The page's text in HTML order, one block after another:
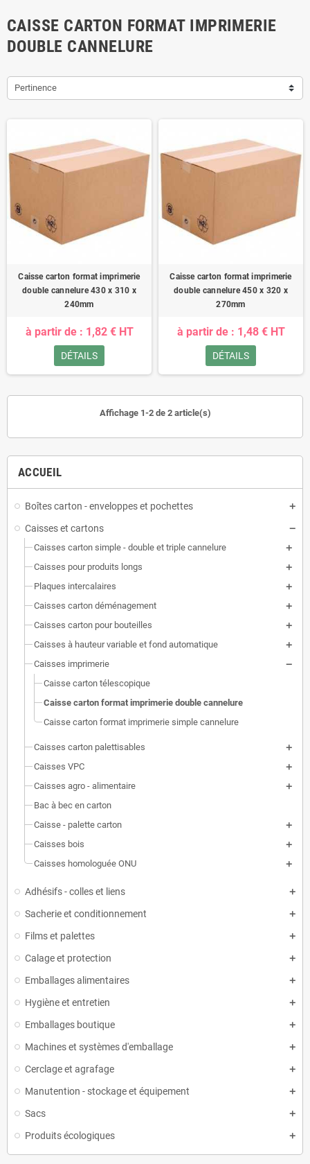
ACCUEIL
Boîtes carton - enveloppes et pochettes
Caisses et cartons
Caisses carton simple - double et triple cannelure
Caisses pour produits longs
Plaques intercalaires
Caisses carton déménagement
Caisses carton pour bouteilles
Caisses à hauteur variable et fond automatique
Caisses imprimerie
Caisse carton télescopique
Caisse carton format imprimerie double cannelure
Caisse carton format imprimerie simple cannelure
Caisses carton palettisables
Caisses VPC
Caisses agro - alimentaire
Bac à bec en carton
Caisse - palette carton
Caisses bois
Caisses homologuée ONU
Adhésifs - colles et liens
Sacherie et conditionnement
Films et palettes
Calage et protection
Emballages alimentaires
Hygiène et entretien
Emballages boutique
Machines et systèmes d'emballage
Cerclage et agrafage
Manutention - stockage et équipement
Sacs
Produits écologiques
CAISSE CARTON FORMAT IMPRIMERIE
DOUBLE CANNELURE
Pertinence
Caisse carton format imprimerie
double cannelure 430 x 310 x
240mm
à partir de : 1,82 € HT
DÉTAILS
Caisse carton format imprimerie
double cannelure 450 x 320 x
270mm
à partir de : 1,48 € HT
DÉTAILS
Affichage 1-2 de 2 article(s)